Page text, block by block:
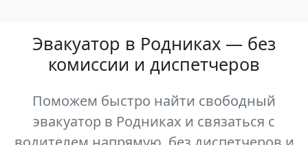
Эвакуатор в Родниках — без
комиссии и диспетчеров
Поможем быстро найти свободный
эвакуатор в Родниках и связаться с